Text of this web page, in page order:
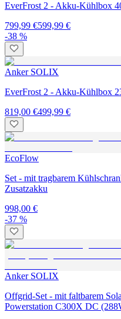
EverFrost 2 - Akku-Kühlbox
799,99 €599,99 €
-38 %
Anker SOLIX
EverFrost 2 - Akku-Kühlbox
819,00 €499,99 €
EcoFlow
Set - mit tragbarem
Zusatzakku
998,00 €
-37 %
Anker SOLIX
Offgrid-Set - mit faltbarem
Powerstation C300X DC